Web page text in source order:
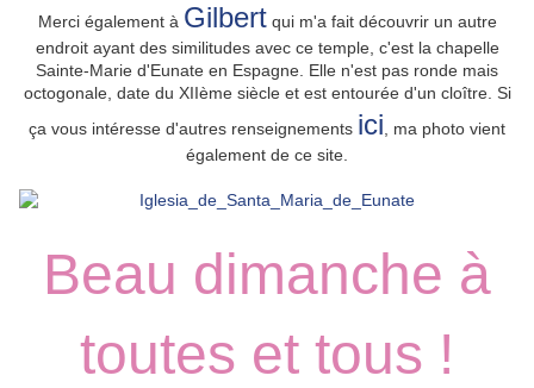
Merci également à Gilbertqui m'a fait découvrir un autre
endroit ayant des similitudes avec ce temple, c'est la chapelle
Sainte-Marie d'Eunate en Espagne. Elle n'est pas ronde mais
octogonale, date du XIIème siècle et est entourée d'un cloître. Si
ça vous intéresse d'autres renseignements ici , ma photo vient
également de ce site.
Beau dimanche à
toutes et tous !